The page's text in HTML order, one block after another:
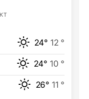
24° 12 °
24° 10 °
26° 11 °